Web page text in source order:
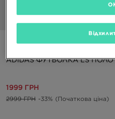
ONLY AT JD
ADIDAS ФУТБОЛКА LS ПОЛО
1999 ГРН
2999 ГРН -33% (Початкова ціна)